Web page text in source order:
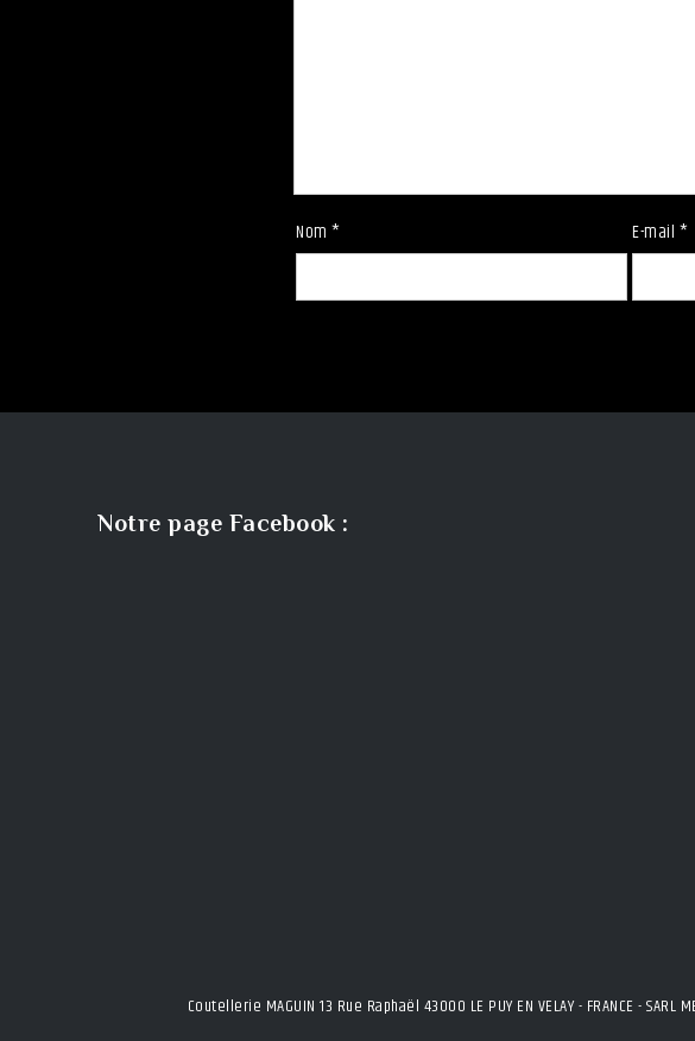
Nom * E-mail *
Notre page Facebook :
Coutellerie MAGUIN 13 Rue Raphaël 43000 LE PUY EN VELAY - FRANCE -